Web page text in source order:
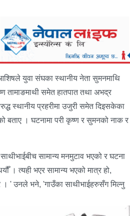
आशिषले युवा संघका स्थानीय नेता सुमनमाथि
तामाङमाथी समेत हातपात तथा अभद्र
स्थानीय प्रहरीमा उजुरी समेत दिइसकेका
बताए । घटनामा परी कृष्ण र सुमनको नाक र
सामान्य मनमुटाव भएको र घटना
। त्यही भएर सामान्य भएको मात्र हो,
। ' उनले भने, 'गाउँका साथीभाईहरुसँग मिल्नु